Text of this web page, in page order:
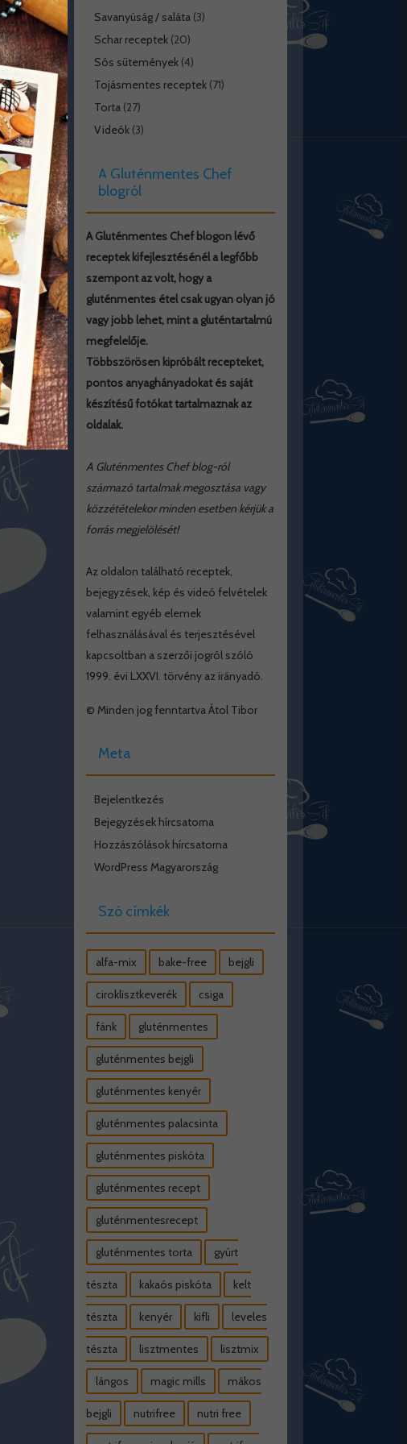
Savanyúság / saláta(3)
Schar receptek(20)
Sós sütemények(4)
Tojásmentes receptek(71)
Torta(27)
Videók(3)
A Gluténmentes Chef
blogról
A Gluténmentes Chef blogon lévő
receptek kifejlesztésénél a legfőbb
szempont az volt, hogy a
gluténmentes étel csak ugyan olyan jó
vagy jobb lehet, mint a gluténtartalmú
megfelelője.
Többszörösen kipróbált recepteket,
pontos anyaghányadokat és saját
készítésű fotókat tartalmaznak az
oldalak.
A Gluténmentes Chef blog-ról
származó tartalmak megosztása vagy
közzétételekor minden esetben kérjük a
forrás megjelölését!
Az oldalon található receptek,
bejegyzések, kép és videó felvételek
valamint egyéb elemek
felhasználásával és terjesztésével
kapcsoltban a szerzői jogról szóló
1999. évi LXXVI. törvény az irányadó.
© Minden jog fenntartva Átol Tibor
Meta
Bejelentkezés
Bejegyzések hírcsatorna
Hozzászólások hírcsatorna
WordPress Magyarország
Szó címkék
alfa-mix bake-free bejgli
ciroklisztkeverék csiga
fánk gluténmentes
gluténmentes bejgli
gluténmentes kenyér
gluténmentes palacsinta
gluténmentes piskóta
gluténmentes recept
gluténmentesrecept
gluténmentes torta gyúrt
tészta kakaós piskóta kelt
tészta kenyér kifli leveles
tészta lisztmentes lisztmix
lángos magic mills mákos
bejgli nutrifree nutri free